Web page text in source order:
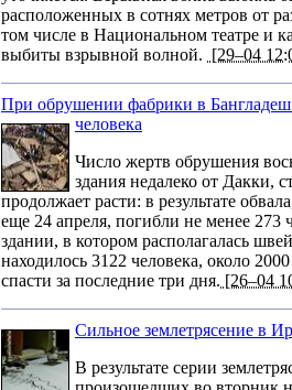
расположенных в сотнях метров от
том числе в Национальном театре и
выбиты взрывной волной. [29–04
При обрушении фабрики в
человека
Число жертв обрушения
здания недалеко от Дакки,
продолжает расти: в результате
еще 24 апреля, погибли не менее 273
здании, в котором располагалась
находилось 3122 человека, около
спасти за последние три дня. [26–04
Сильное землетрясение в
В результате серии